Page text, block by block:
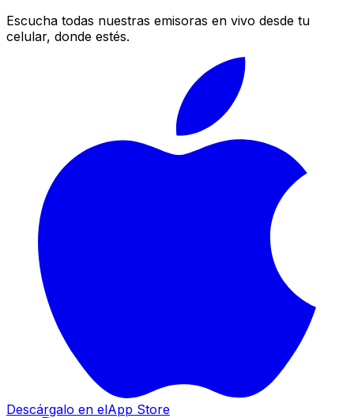
Escucha todas nuestras emisoras en vivo desde tu
celular, donde estés.
Descárgalo en elApp Store